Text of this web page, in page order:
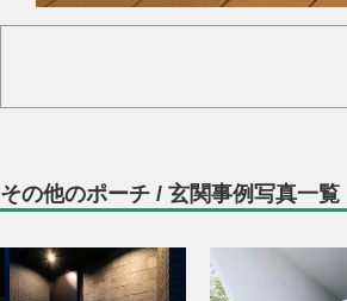
その他のポーチ / 玄関事例写真一覧